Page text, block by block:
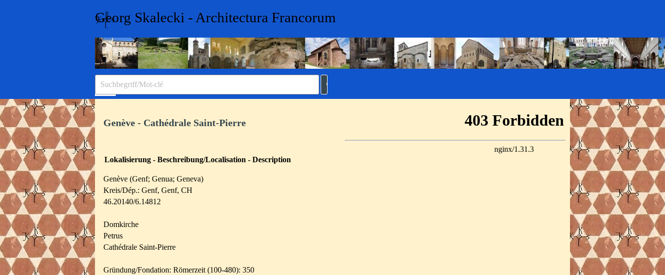
Georg Skalecki - Architectura Francorum
Menü überspringen
Genève - Cathédrale Saint-Pierre
Lokalisierung - Beschreibung/Localisation - Description
Genève (Genf; Genua; Geneva)
Kreis/Dép.: Genf, Genf, CH
46.20140/6.14812
Domkirche
Petrus
Cathédrale Saint-Pierre
Gründung/Fondation: Römerzeit (100-480): 350